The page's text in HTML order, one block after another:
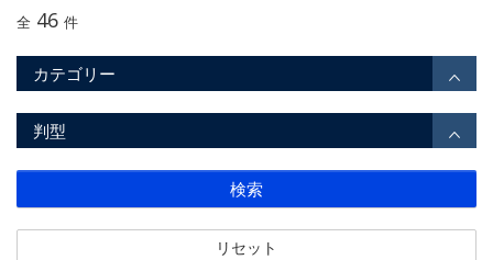
全 46 件
カテゴリー
判型
検索
リセット